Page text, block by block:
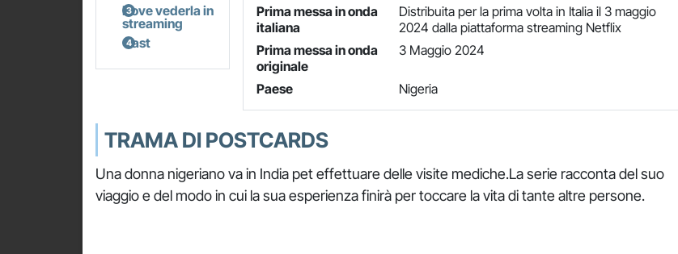
Dove vederla in
streaming
Cast
Prima messa in onda
italiana
Distribuita per la prima volta in Italia il 3 maggio
2024 dalla piattaforma streaming Netflix
Prima messa in onda
originale
3 Maggio 2024
Paese Nigeria
TRAMA DI POSTCARDS
Una donna nigeriano va in India pet effettuare delle visite mediche.La serie racconta del suo
viaggio e del modo in cui la sua esperienza finirà per toccare la vita di tante altre persone.